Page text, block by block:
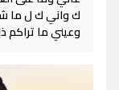
ك واني ك ل ما
وعيني ما